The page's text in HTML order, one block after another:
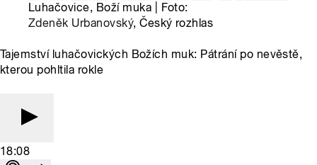
Luhačovice, Boží muka | Foto:
Zdeněk Urbanovský, Český rozhlas
Tajemství luhačovických Božích muk: Pátrání po nevěstě,
kterou pohltila rokle
18:08